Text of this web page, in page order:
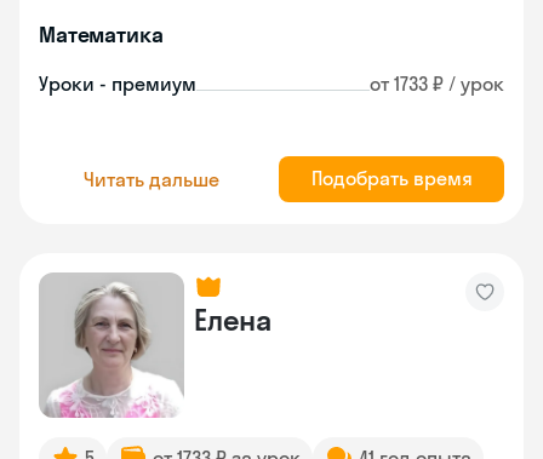
Математика
Уроки - премиум от 1733 ₽ / урок
Читать дальше Подобрать время
Елена